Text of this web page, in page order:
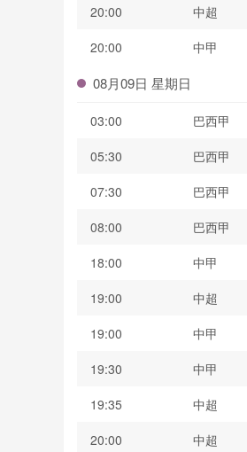
20:00
中超
20:00
中甲
08月09日 星期日
03:00 巴西甲
05:30
巴西甲
07:30
巴西甲
08:00
巴西甲
18:00
中甲
19:00
中超
19:00
中甲
19:30
中甲
19:35
中超
20:00
中超